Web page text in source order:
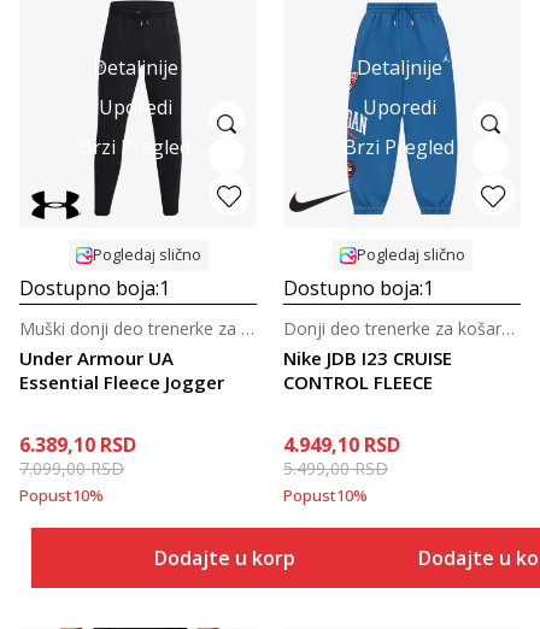
Detaljnije
Uporedi
Brzi Pregled
Pogledaj slično
Dostupno boja:1
Under Armour UA
Essential Fleece Jogger
Muški donji deo trenerke za trening
6.389,10 RSD
7.099,00RSD
Popust10%
Dodajte u korpu
Detaljnije
Uporedi
Brzi Pregled
Pogledaj slično
Dostupno boja:1
Nike JDB I23 CRUISE
CONTROL FLEECE
Donji deo trenerke za košarku za tinejdžere
4.949,10 RSD
5.499,00RSD
Popust10%
Dodajte u